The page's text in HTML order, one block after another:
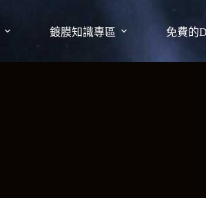
鍍膜知識專區 免費的